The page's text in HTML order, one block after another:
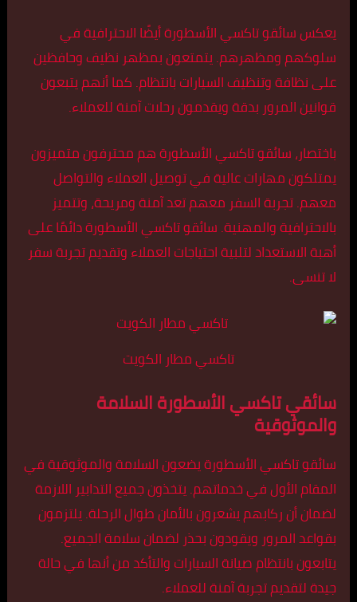
يعكس سائقو تاكسي الأسطورة أيضًا الاحترافية في
سلوكهم ومظهرهم. يتمتعون بمظهر نظيف وحافظين
على نظافة وتنظيف السيارات بانتظام. كما أنهم يتبعون
قوانين المرور بدقة ويقدمون رحلات آمنة للعملاء.
باختصار، سائقو تاكسي الأسطورة هم محترفون متميزون
يمتلكون مهارات عالية في توصيل العملاء والتواصل
معهم. تجربة السفر معهم تعد آمنة ومريحة، وتتميز
بالاحترافية والمهنية. سائقو تاكسي الأسطورة دائمًا على
أهبة الاستعداد لتلبية احتياجات العملاء وتقديم تجربة سفر
لا تنسى.
تاكسي مطار الكويت
سائقي تاكسي الأسطورة السلامة
والموثوقية
سائقو تاكسي الأسطورة يضعون السلامة والموثوقية في
المقام الأول في خدماتهم. يتخذون جميع التدابير اللازمة
لضمان أن ركابهم يشعرون بالأمان طوال الرحلة. يلتزمون
بقواعد المرور ويقودون بحذر لضمان سلامة الجميع.
يتابعون بانتظام صيانة السيارات والتأكد من أنها في حالة
جيدة لتقديم تجربة آمنة للعملاء.